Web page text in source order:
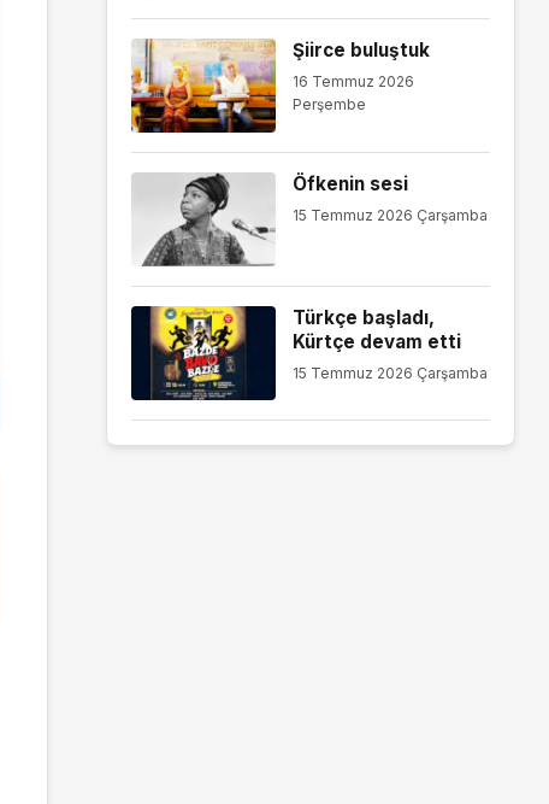
Şiirce buluştuk
16 Temmuz 2026
Perşembe
Öfkenin sesi
15 Temmuz 2026 Çarşamba
Türkçe başladı,
Kürtçe devam etti
15 Temmuz 2026 Çarşamba